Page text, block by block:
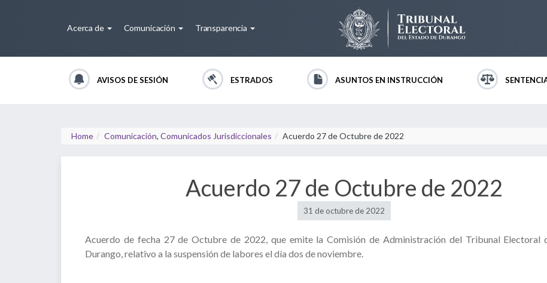
Acerca de Comunicación Transparencia
AVISOS DE SESIÓN ESTRADOS ASUNTOS EN INSTRUCCIÓN
Home Comunicación, Comunicados Jurisdiccionales Acuerdo 27 de Octubre de 2022
Acuerdo 27 de Octubre de 2022
31 de octubre de 2022
Acuerdo de fecha 27 de Octubre de 2022, que emite la Comisión de Administración del Tribunal Electoral
Durango, relativo a la suspensión de labores el día dos de noviembre.